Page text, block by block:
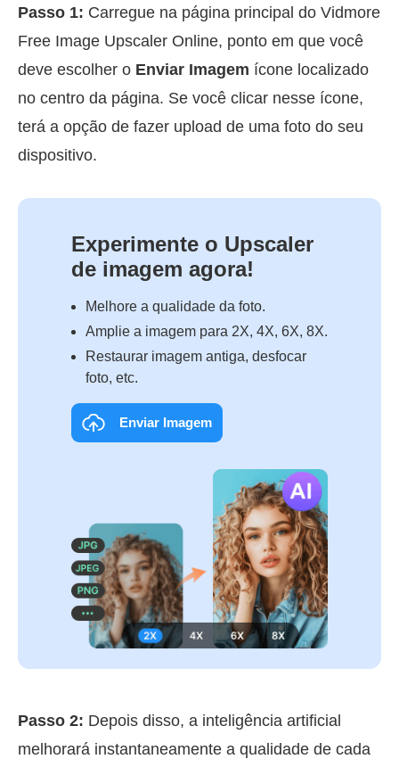
Passo 1: Carregue na página principal do Vidmore
Free Image Upscaler Online, ponto em que você
deve escolher o Enviar Imagem ícone localizado
no centro da página. Se você clicar nesse ícone,
terá a opção de fazer upload de uma foto do seu
dispositivo.
Experimente o Upscaler
de imagem agora!
Melhore a qualidade da foto.
Amplie a imagem para 2X, 4X, 6X, 8X.
Restaurar imagem antiga, desfocar
foto, etc.
Enviar Imagem
Passo 2: Depois disso, a inteligência artificial
melhorará instantaneamente a qualidade de cada